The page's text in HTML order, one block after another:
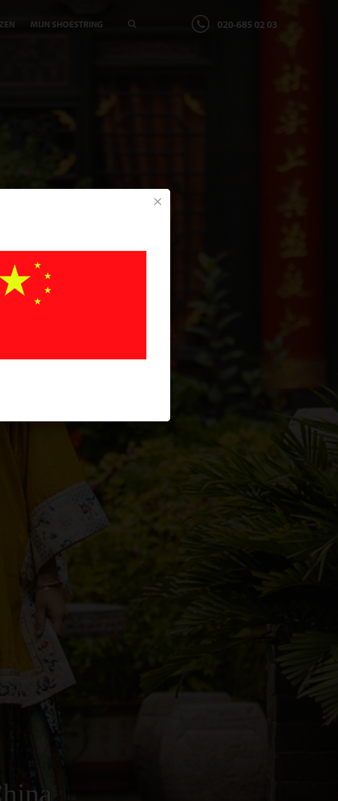
MIJN SHOESTRING 020-685 02 03